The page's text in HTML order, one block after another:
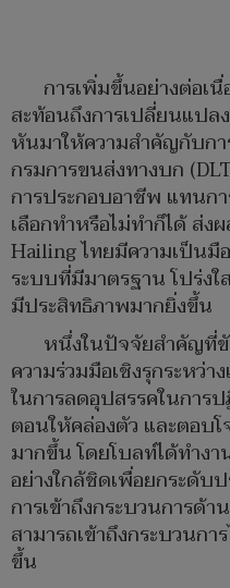
การเพิ่มขึ้นอย่างต่อเ
สะท้อนถึงการเปลี่ยนแปล
หันมาให้ความสำคัญกับก
กรมการขนส่งทางบก
การประกอบอาชีพ แทนกา
เลือกทำหรือไม่ทำก็ได้ ส่ง
Hailing ไทยมีความเป็นมื
ระบบที่มีมาตรฐาน โปร่ง
มีประสิทธิภาพมากยิ่งขึ้น
หนึ่งในปัจจัยสำคัญที่
ความร่วมมือเชิงรุกระหว่
ในการลดอุปสรรคในกา
ตอนให้คล่องตัว และตอบ
มากขึ้น โดยโบลท์ได้ทำง
อย่างใกล้ชิดเพื่อยกระดับ
การเข้าถึงกระบวนการด้
สามารถเข้าถึงกระบวนก
ขึ้น